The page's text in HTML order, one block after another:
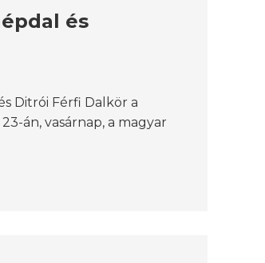
és
Ditrói Férfi Dalkör a
án, vasárnap, a magyar